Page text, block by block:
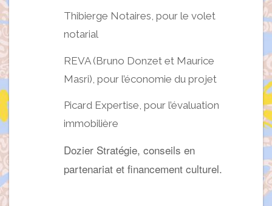
Thibierge Notaires, pour le volet
notarial
REVA (Bruno Donzet et Maurice
Masri), pour l’économie du projet
Picard Expertise, pour l’évaluation
immobilière
Dozier Stratégie, conseils en
partenariat et financement culturel.